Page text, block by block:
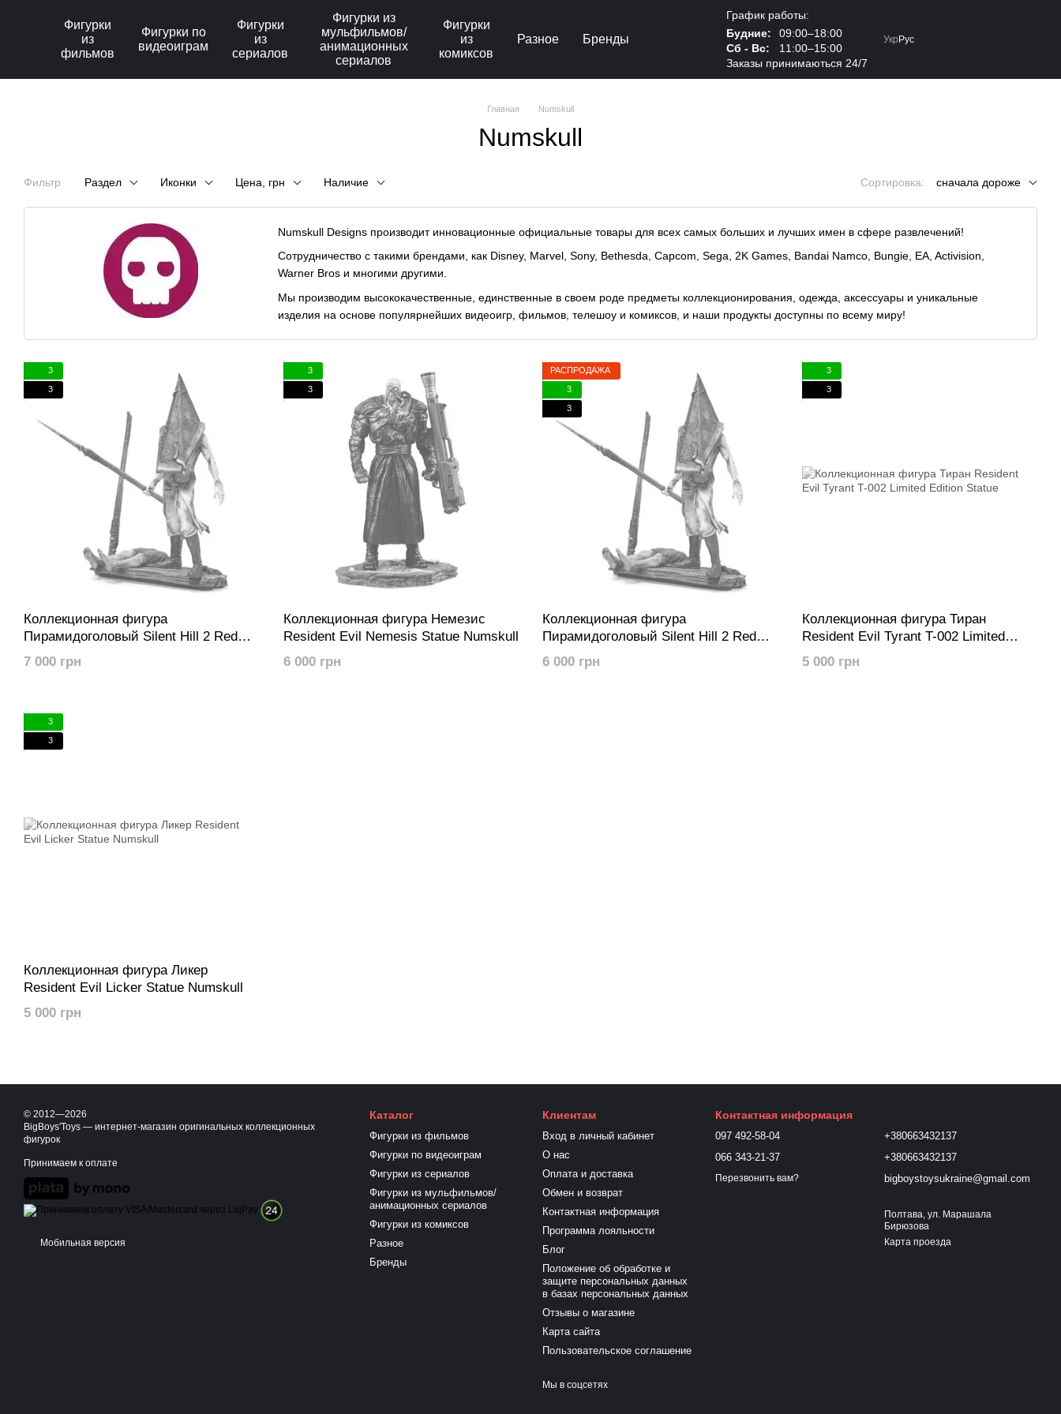
Фигурки
из
фильмов
Фигурки по
видеоиграм
Фигурки
из
сериалов
Фигурки из
мульфильмов/
анимационных
сериалов
Фигурки
из
комиксов
Разное Бренды
График работы:
Будние:
09:00–18:00
Сб - Вс:
11:00–15:00
Заказы принимаються 24/7
Укр Рус
Главная Numskull
Numskull
Фильтр Раздел Иконки Цена, грн Наличие Сортировка: сначала дороже
Numskull Designs производит инновационные официальные товары для всех самых больших и лучших имен в сфере развлечений!
Сотрудничество с такими брендами, как Disney, Marvel, Sony, Bethesda, Capcom, Sega, 2K Games, Bandai Namco, Bungie, EA, Activision,
Warner Bros и многими другими.
Мы производим высококачественные, единственные в своем роде предметы коллекционирования, одежда, аксессуары и уникальные
изделия на основе популярнейших видеоигр, фильмов, телешоу и комиксов, и наши продукты доступны по всему миру!
3
3
Коллекционная фигура
Пирамидоголовый Silent Hill 2 Red
Pyramid Thing Limited Edition Statue
7 000 грн
3
3
Коллекционная фигура Немезис
Resident Evil Nemesis Statue Numskull
6 000 грн
РАСПРОДАЖА
3
3
Коллекционная фигура
Пирамидоголовый Silent Hill 2 Red
Pyramid Thing Limited Edition Statue
(повреждена упаковка)
6 000 грн
3
3
Коллекционная фигура Тиран
Resident Evil Tyrant T-002 Limited
Edition Statue
5 000 грн
3
3
Коллекционная фигура Ликер
Resident Evil Licker Statue Numskull
5 000 грн
© 2012—2026
BigBoys'Toys — интернет-магазин оригинальных коллекционных
фигурок
Принимаем к оплате
Мобильная версия
Каталог
Фигурки из фильмов
Фигурки по видеоиграм
Фигурки из сериалов
Фигурки из мульфильмов/
анимационных сериалов
Фигурки из комиксов
Разное
Бренды
Клиентам
Вход в личный кабинет
О нас
Оплата и доставка
Обмен и возврат
Контактная информация
Программа лояльности
Блог
Положение об обработке и
защите персональных данных
в базах персональных данных
Отзывы о магазине
Карта сайта
Пользовательское соглашение
Мы в соцсетях
Контактная информация
097 492-58-04
066 343-21-37
Перезвонить вам?
+380663432137
+380663432137
bigboystoysukraine@gmail.com
Полтава, ул. Марашала
Бирюзова
Карта проезда